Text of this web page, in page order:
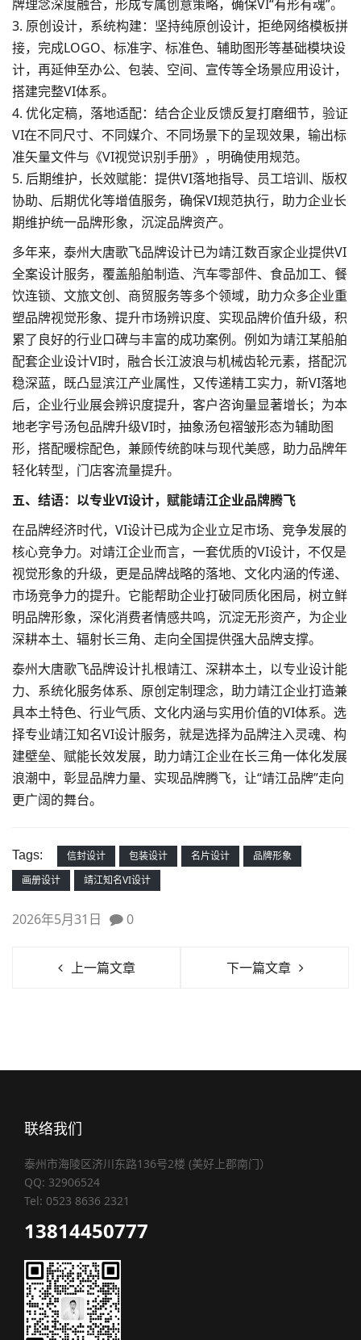
牌理念深度融合，形成专属创意策略，确保VI“有形有魂”。
3. 原创设计，系统构建：坚持纯原创设计，拒绝网络模板拼
接，完成LOGO、标准字、标准色、辅助图形等基础模块设
计，再延伸至办公、包装、空间、宣传等全场景应用设计，
搭建完整VI体系。
4. 优化定稿，落地适配：结合企业反馈反复打磨细节，验证
VI在不同尺寸、不同媒介、不同场景下的呈现效果，输出标
准矢量文件与《VI视觉识别手册》，明确使用规范。
5. 后期维护，长效赋能：提供VI落地指导、员工培训、版权
协助、后期优化等增值服务，确保VI规范执行，助力企业长
期维护统一品牌形象，沉淀品牌资产。
多年来，泰州大唐歌飞品牌设计已为靖江数百家企业提供VI
全案设计服务，覆盖船舶制造、汽车零部件、食品加工、餐
饮连锁、文旅文创、商贸服务等多个领域，助力众多企业重
塑品牌视觉形象、提升市场辨识度、实现品牌价值升级，积
累了良好的行业口碑与丰富的成功案例。例如为靖江某船舶
配套企业设计VI时，融合长江波浪与机械齿轮元素，搭配沉
稳深蓝，既凸显滨江产业属性，又传递精工实力，新VI落地
后，企业行业展会辨识度提升，客户咨询量显著增长；为本
地老字号汤包品牌升级VI时，抽象汤包褶皱形态为辅助图
形，搭配暖棕配色，兼顾传统韵味与现代美感，助力品牌年
轻化转型，门店客流量提升。
五、结语：以专业VI设计，赋能靖江企业品牌腾飞
在品牌经济时代，VI设计已成为企业立足市场、竞争发展的
核心竞争力。对靖江企业而言，一套优质的VI设计，不仅是
视觉形象的升级，更是品牌战略的落地、文化内涵的传递、
市场竞争力的提升。它能帮助企业打破同质化困局，树立鲜
明品牌形象，深化消费者情感共鸣，沉淀无形资产，为企业
深耕本土、辐射长三角、走向全国提供强大品牌支撑。
泰州大唐歌飞品牌设计扎根靖江、深耕本土，以专业设计能
力、系统化服务体系、原创定制理念，助力靖江企业打造兼
具本土特色、行业气质、文化内涵与实用价值的VI体系。选
择专业靖江知名VI设计服务，就是选择为品牌注入灵魂、构
建壁垒、赋能长效发展，助力靖江企业在长三角一体化发展
浪潮中，彰显品牌力量、实现品牌腾飞，让“靖江品牌”走向
更广阔的舞台。
Tags: 信封设计 包装设计 名片设计
品牌形象
画册设计
靖江知名VI设计
2026年5月31日 0
上一篇文章 下一篇文章
联络我们
泰州市海陵区济川东路136号2楼 (美好上郡南门）
QQ: 32906524
Tel: 0523 8636 2321
13814450777